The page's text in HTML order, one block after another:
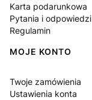
Karta podarunkowa
Pytania i odpowiedzi
Regulamin
MOJE KONTO
Twoje zamówienia
Ustawienia konta